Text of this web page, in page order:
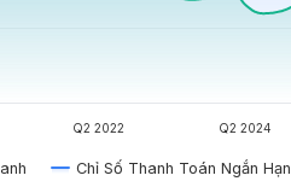
Chỉ Số Thanh Toán Ngắn Hạn
Q2 2022 Q2 2024